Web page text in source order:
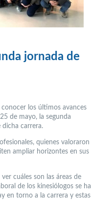
jornada de
los últimos avances
de mayo, la segunda
dicha carrera.
quienes valoraron
ampliar horizontes en sus
cuáles son las áreas de
de los kinesiólogos se ha
en torno a la carrera y estas